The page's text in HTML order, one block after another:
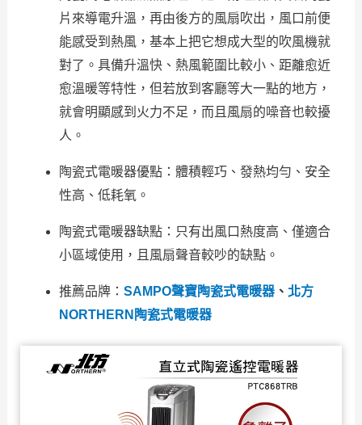
片來導電升溫，再由後方的風扇吹出，風口前便
能感受到熱風，基本上把它想成大型的吹風機就
對了。具備升溫快、熱風範圍比較小、距離愈近
愈溫暖等特性，但若放到客廳等大一點的地方，
就會明顯感到火力不足，而且風扇的噪音也較擾
人。
陶瓷式電暖器優點：體積輕巧、發熱均勻、安全
性高、低耗氧。
陶瓷式電暖器缺點：只有出風口熱度高、僅適合
小區域使用，且風扇聲音較吵的缺點。
推薦品牌： SAMPO聲寶陶瓷式電暖器、 北方
NORTHERN陶瓷式電暖器